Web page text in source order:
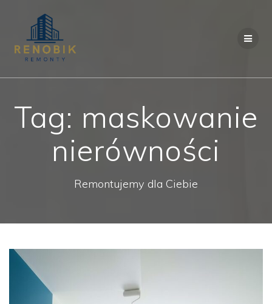
Tag: maskowanie
nierówności
Remontujemy dla Ciebie